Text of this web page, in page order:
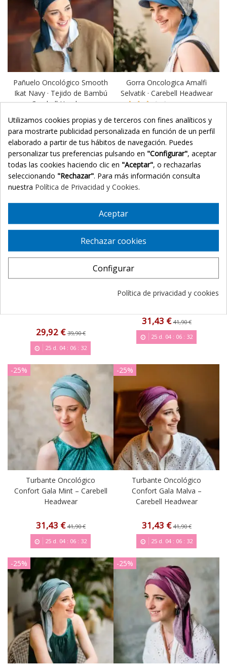
Pañuelo Oncológico Smooth
Ikat Navy · Tejido de Bambú
· Carebell Headwear
39,90 €
Gorra Oncologica Amalfi
Selvatik · Carebell Headwear
(1 reviews)
32,93 €43,90 €
25d. 04:06:31
-25%
Turbante Oncológico
29,92 €39,90 €
25d. 04: 06: 31
-25%
Turbante Oncológico
Headwear
31,43 €41,90 €
25d. 04: 06: 31
-25%
Turbante Oncológico
Confort Gala Mint – Carebell
Headwear
31,43 €41,90 €
25d. 04: 06: 31
-25%
Turbante Oncológico
Confort Gala Malva –
Carebell Headwear
31,43 €41,90 €
25d. 04: 06: 31
-25% -25%
Utilizamos cookies propias y de terceros con fines analíticos y
para mostrarte publicidad personalizada en función de un perfil
elaborado a partir de tus hábitos de navegación. Puedes
personalizar tus preferencias pulsando en "Configurar", aceptar
todas las cookies haciendo clic en "Aceptar", o rechazarlas
seleccionando "Rechazar". Para más información consulta
nuestra Política de Privacidad y Cookies.
Aceptar
Rechazar cookies
Configurar
Política de privacidad y cookies